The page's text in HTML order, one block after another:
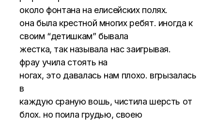
около фонтана на елисейских полях.
она была крестной многих ребят. иногда к
своим “детишкам” бывала
жестка, так называла нас заигрывая.
фрау учила стоять на
ногах, это давалась нам плохо. вгрызалась
в
каждую сраную вошь, чистила шерсть от
блох. но поила грудью, своею